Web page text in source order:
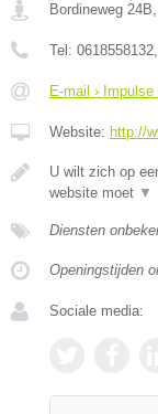
Bordineweg 24B,
Tel: 0618558132
E-mail ›
Website: http://
U wilt zich op
website moet ▼
Diensten
Openingstijden
Sociale media: